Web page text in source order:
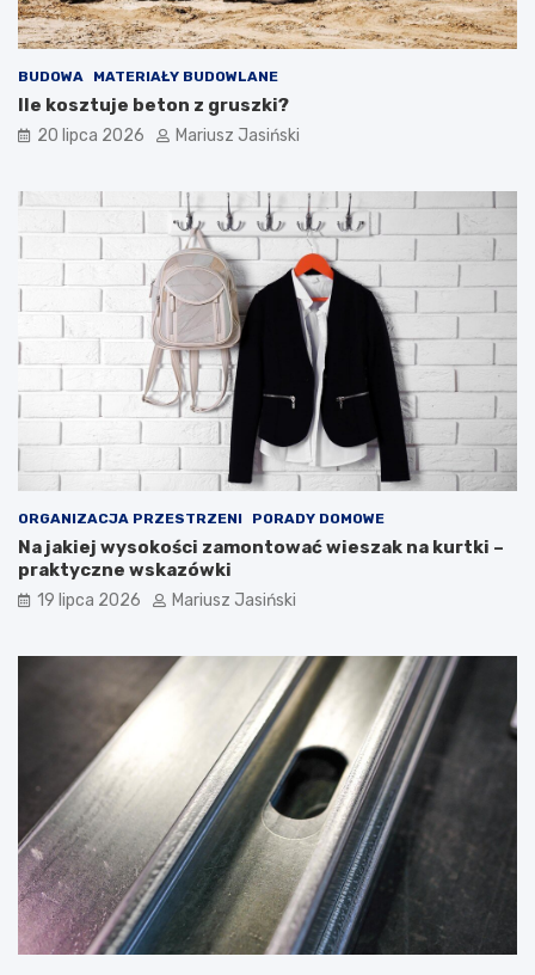
BUDOWA MATERIAŁY BUDOWLANE
Ile kosztuje beton z gruszki?
20 lipca 2026 Mariusz Jasiński
ORGANIZACJA PRZESTRZENI PORADY DOMOWE
Na jakiej wysokości zamontować wieszak na kurtki –
praktyczne wskazówki
19 lipca 2026 Mariusz Jasiński